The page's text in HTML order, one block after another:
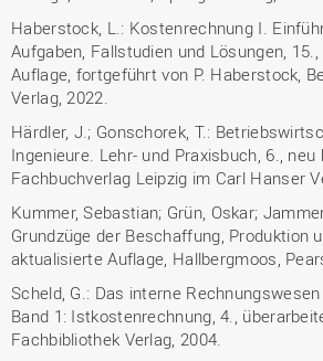
Haberstock, L.: Kostenrechnung I.
Aufgaben, Fallstudien und Lösungen,
Auflage, fortgeführt von P. Haberstock,
Verlag, 2022.
Härdler, J.; Gonschorek, T.:
Ingenieure. Lehr- und Praxisbuch, 6.,
Fachbuchverlag Leipzig im Carl Hanser
Kummer, Sebastian; Grün, Oskar;
Grundzüge der Beschaffung, Produktion
aktualisierte Auflage, Hallbergmoos,
Scheld, G.: Das interne
Band 1: Istkostenrechnung, 4.,
Fachbibliothek Verlag, 2004.